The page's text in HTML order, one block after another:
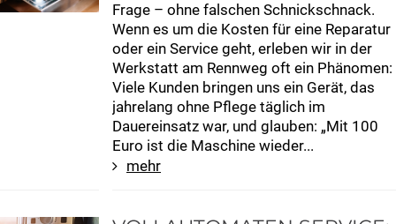
Frage – ohne falschen Schnickschnack.
Wenn es um die Kosten für eine Reparatur
oder ein Service geht, erleben wir in der
Werkstatt am Rennweg oft ein Phänomen:
Viele Kunden bringen uns ein Gerät, das
jahrelang ohne Pflege täglich im
Dauereinsatz war, und glauben: „Mit 100
Euro ist die Maschine wieder...
mehr